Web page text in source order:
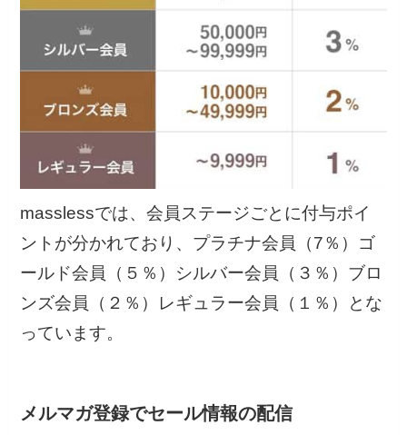
masslessでは、会員ステージごとに付与ポイ
ントが分かれており、プラチナ会員（7％）ゴ
ールド会員（５％）シルバー会員（３％）ブロ
ンズ会員（２％）レギュラー会員（１％）とな
っています。
メルマガ登録でセール情報の配信